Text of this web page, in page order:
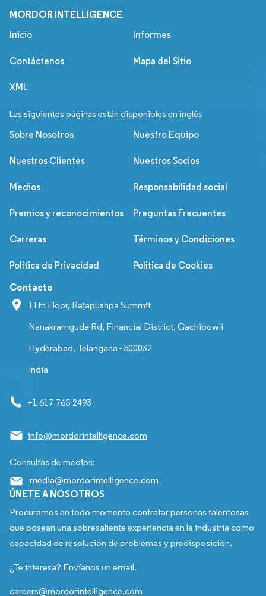
MORDOR INTELLIGENCE
Inicio Informes
Contáctenos Mapa del Sitio
XML
Las siguientes páginas están disponibles en inglés
Sobre Nosotros Nuestro Equipo
Nuestros Clientes Nuestros Socios
Medios Responsabilidad social
Premios y reconocimientos Preguntas Frecuentes
Carreras Términos y Condiciones
Política de Privacidad Política de Cookies
Contacto
11th Floor, Rajapushpa Summit
Nanakramguda Rd, Financial District, Gachibowli
Hyderabad, Telangana - 500032
India
+1 617-765-2493
info@mordorintelligence.com
Consultas de medios:
media@mordorintelligence.com
ÚNETE A NOSOTROS
Procuramos en todo momento contratar personas talentosas
que posean una sobresaliente experiencia en la industria como
capacidad de resolución de problemas y predisposición.
¿Te interesa? Envíanos un email.
careers@mordorintelligence.com